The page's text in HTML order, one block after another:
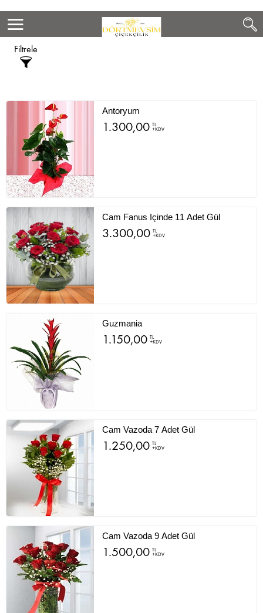
Filtrele
Antoryum
1.300,00 TL
+KDV
Cam Fanus Içinde 11 Adet Gül
3.300,00 TL
+KDV
Guzmania
1.150,00 TL
+KDV
Cam Vazoda 7 Adet Gül
1.250,00 TL
+KDV
Cam Vazoda 9 Adet Gül
1.500,00 TL
+KDV